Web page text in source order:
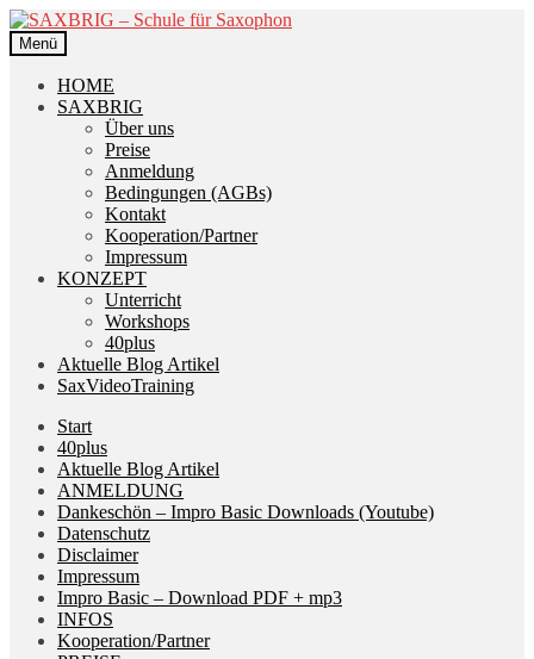
Zur
Navigation
springen
Zum
Inhalt
springen
Menü
HOME
SAXBRIG
Über uns
Preise
Anmeldung
Bedingungen (AGBs)
Kontakt
Kooperation/Partner
Impressum
KONZEPT
Unterricht
Workshops
40plus
Aktuelle Blog Artikel
SaxVideoTraining
Start
40plus
Aktuelle Blog Artikel
ANMELDUNG
Dankeschön – Impro Basic Downloads (Youtube)
Datenschutz
Disclaimer
Impressum
Impro Basic – Download PDF + mp3
INFOS
Kooperation/Partner